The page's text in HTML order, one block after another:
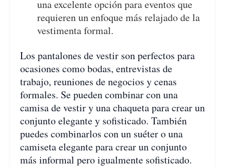
una excelente opción para eventos que
requieren un enfoque más relajado de la
vestimenta formal.
Los pantalones de vestir son perfectos para
ocasiones como bodas, entrevistas de
trabajo, reuniones de negocios y cenas
formales. Se pueden combinar con una
camisa de vestir y una chaqueta para crear un
conjunto elegante y sofisticado. También
puedes combinarlos con un suéter o una
camiseta elegante para crear un conjunto
más informal pero igualmente sofisticado.